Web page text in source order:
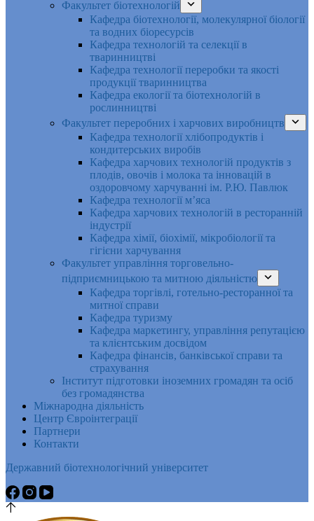
Факультет біотехнологій
Кафедра біотехнології, молекулярної біології
та водних біоресурсів
Кафедра технологій та селекції в
тваринництві
Кафедра технології переробки та якості
продукції тваринництва
Кафедра екології та біотехнологій в
рослинництві
Факультет переробних і харчових виробництв
Кафедра технології хлібопродуктів і
кондитерських виробів
Кафедра харчових технологій продуктів з
плодів, овочів і молока та інновацій в
оздоровчому харчуванні ім. Р.Ю. Павлюк
Кафедра технології м’яса
Кафедра харчових технологій в ресторанній
індустрії
Кафедра хімії, біохімії, мікробіології та
гігієни харчування
Факультет управління торговельно-
підприємницькою та митною діяльністю
Кафедра торгівлі, готельно-ресторанної та
митної справи
Кафедра туризму
Кафедра маркетингу, управління репутацією
та клієнтським досвідом
Кафедра фінансів, банківської справи та
страхування
Інститут підготовки іноземних громадян та осіб
без громадянства
Міжнародна діяльність
Центр Євроінтеграції
Партнери
Контакти
Державний біотехнологічний університет